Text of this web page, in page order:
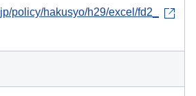
policy/hakusyo/h29/excel/fd2_